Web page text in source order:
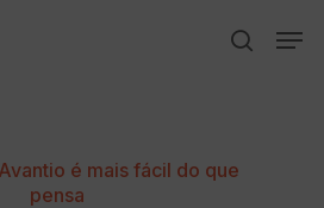
search
é mais fácil do que
pensa